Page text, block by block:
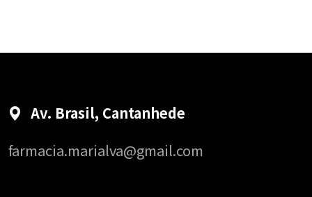
Av. Brasil, Cantanhede
farmacia.marialva@gmail.com